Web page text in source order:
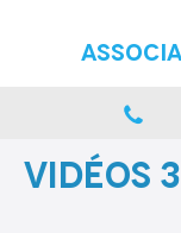
Vidéos